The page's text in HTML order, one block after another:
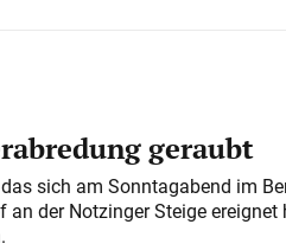
geraubt
sich am Sonntagabend im
der Notzinger Steige ereignet